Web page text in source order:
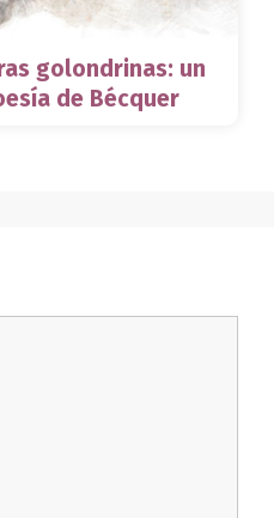
golondrinas: un
de Bécquer